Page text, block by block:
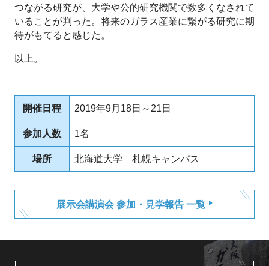
つながる研究が、大学や公的研究機関で数多くなされて
いることが判った。将来のガラス産業に繋がる研究に期
待がもてると感じた。
以上。
開催日程 2019年9月18日～21日
参加人数 1名
場所 北海道大学 札幌キャンパス
展示会講演会 参加・見学報告 一覧